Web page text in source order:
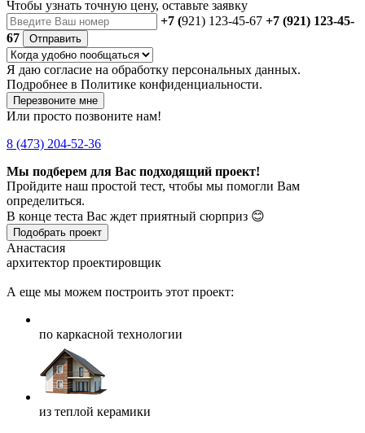
Чтобы узнать точную цену, оставьте заявку
+7 (921) 123-45-67 +7 (921) 123-45-
67
Отправить
Я даю согласие на обработку персональных данных.
Подробнее в Политике конфиденциальности.
Перезвоните мне
Или просто позвоните нам!
8 (473) 204-52-36
Мы подберем для Вас подходящий проект!
Пройдите наш простой тест, чтобы мы помогли Вам
определиться.
В конце теста Вас ждет приятный сюрприз 😊
Подобрать проект
Анастасия
архитектор проектировщик
А еще мы можем построить этот проект:
по каркасной технологии
из теплой керамики